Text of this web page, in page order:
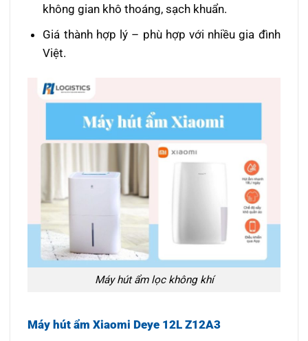
không gian khô thoáng, sạch khuẩn.
Giá thành hợp lý – phù hợp với nhiều gia đình
Việt.
Máy hút ẩm lọc không khí
Máy hút ẩm Xiaomi Deye 12L Z12A3